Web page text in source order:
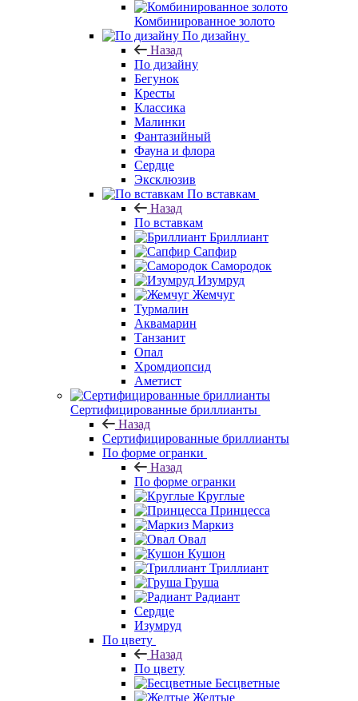
Комбинированное золото
По дизайну
Назад
По дизайну
Бегунок
Кресты
Классика
Малинки
Фантазийный
Фауна и флора
Сердце
Эксклюзив
По вставкам
Назад
По вставкам
Бриллиант
Сапфир
Самородок
Изумруд
Жемчуг
Турмалин
Аквамарин
Танзанит
Опал
Хромдиопсид
Аметист
Сертифицированные бриллианты
Назад
Сертифицированные бриллианты
По форме огранки
Назад
По форме огранки
Круглые
Принцесса
Маркиз
Овал
Кушон
Триллиант
Груша
Радиант
Сердце
Изумруд
По цвету
Назад
По цвету
Бесцветные
Желтые